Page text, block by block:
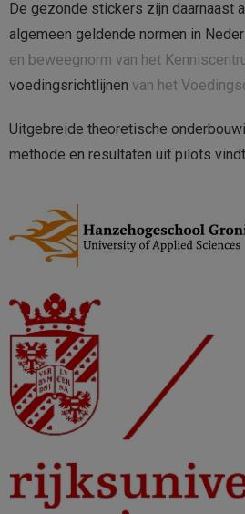
De gezonde stickers zijn daarnaast
algemeen geldende normen in
en beweegnorm van het
voedingsrichtlijnen van het
Uitgebreide theoretische
methode en resultaten uit pilots